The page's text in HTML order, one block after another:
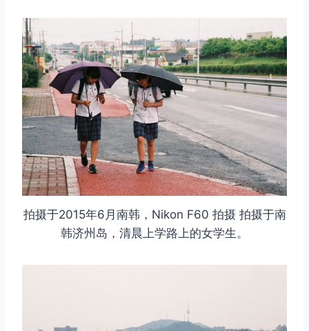
拍摄于2015年6月南韩，Nikon F60 拍摄 拍摄于南
韩济州岛，清晨上学路上的女学生。